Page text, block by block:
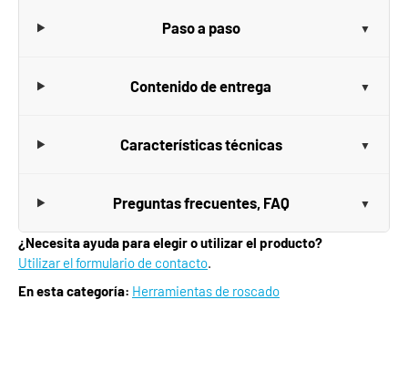
Paso a paso
Contenido de entrega
Características técnicas
Preguntas frecuentes, FAQ
¿Necesita ayuda para elegir o utilizar el producto?
Utilizar el formulario de contacto.
En esta categoría: Herramientas de roscado